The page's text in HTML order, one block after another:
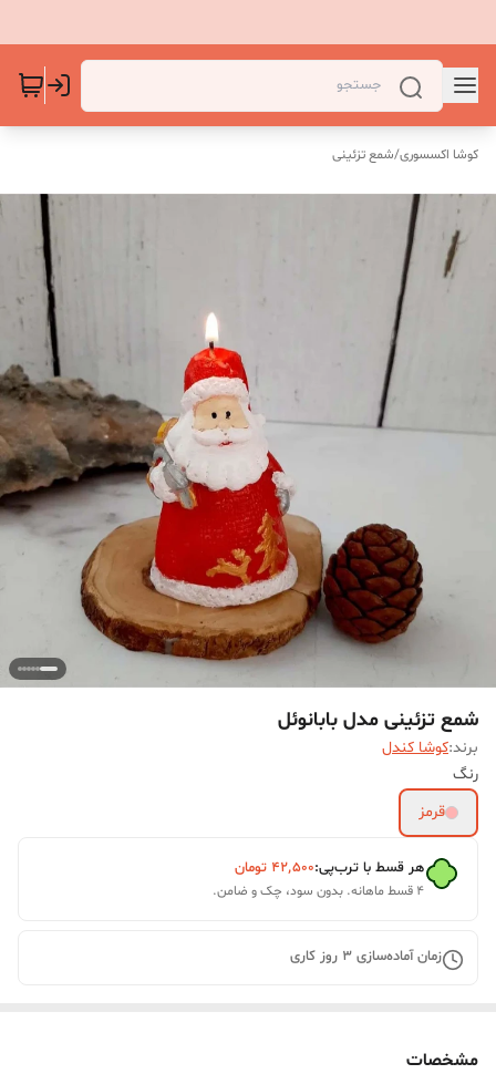
کوشا اکسسوری/شمع تزئینی
شمع تزئینی مدل بابانوئل
برند:کوشا کندل
رنگ
قرمز
هر قسط با ترب‌پی:۴۲٬۵۰۰ تومان
۴ قسط ماهانه. بدون سود، چک و ضامن.
زمان آماده‌سازی 3 روز کاری
مشخصات